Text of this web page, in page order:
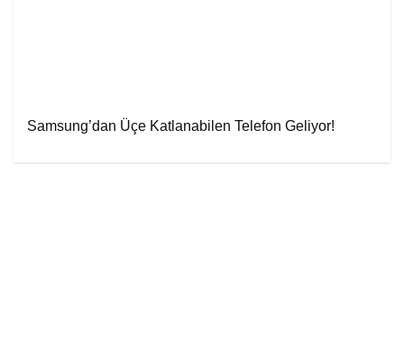
Samsung’dan Üçe Katlanabilen Telefon Geliyor!